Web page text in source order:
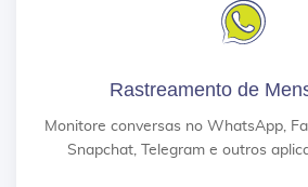
Rastreamento de
Monitore conversas no WhatsApp,
Snapchat, Telegram e outros